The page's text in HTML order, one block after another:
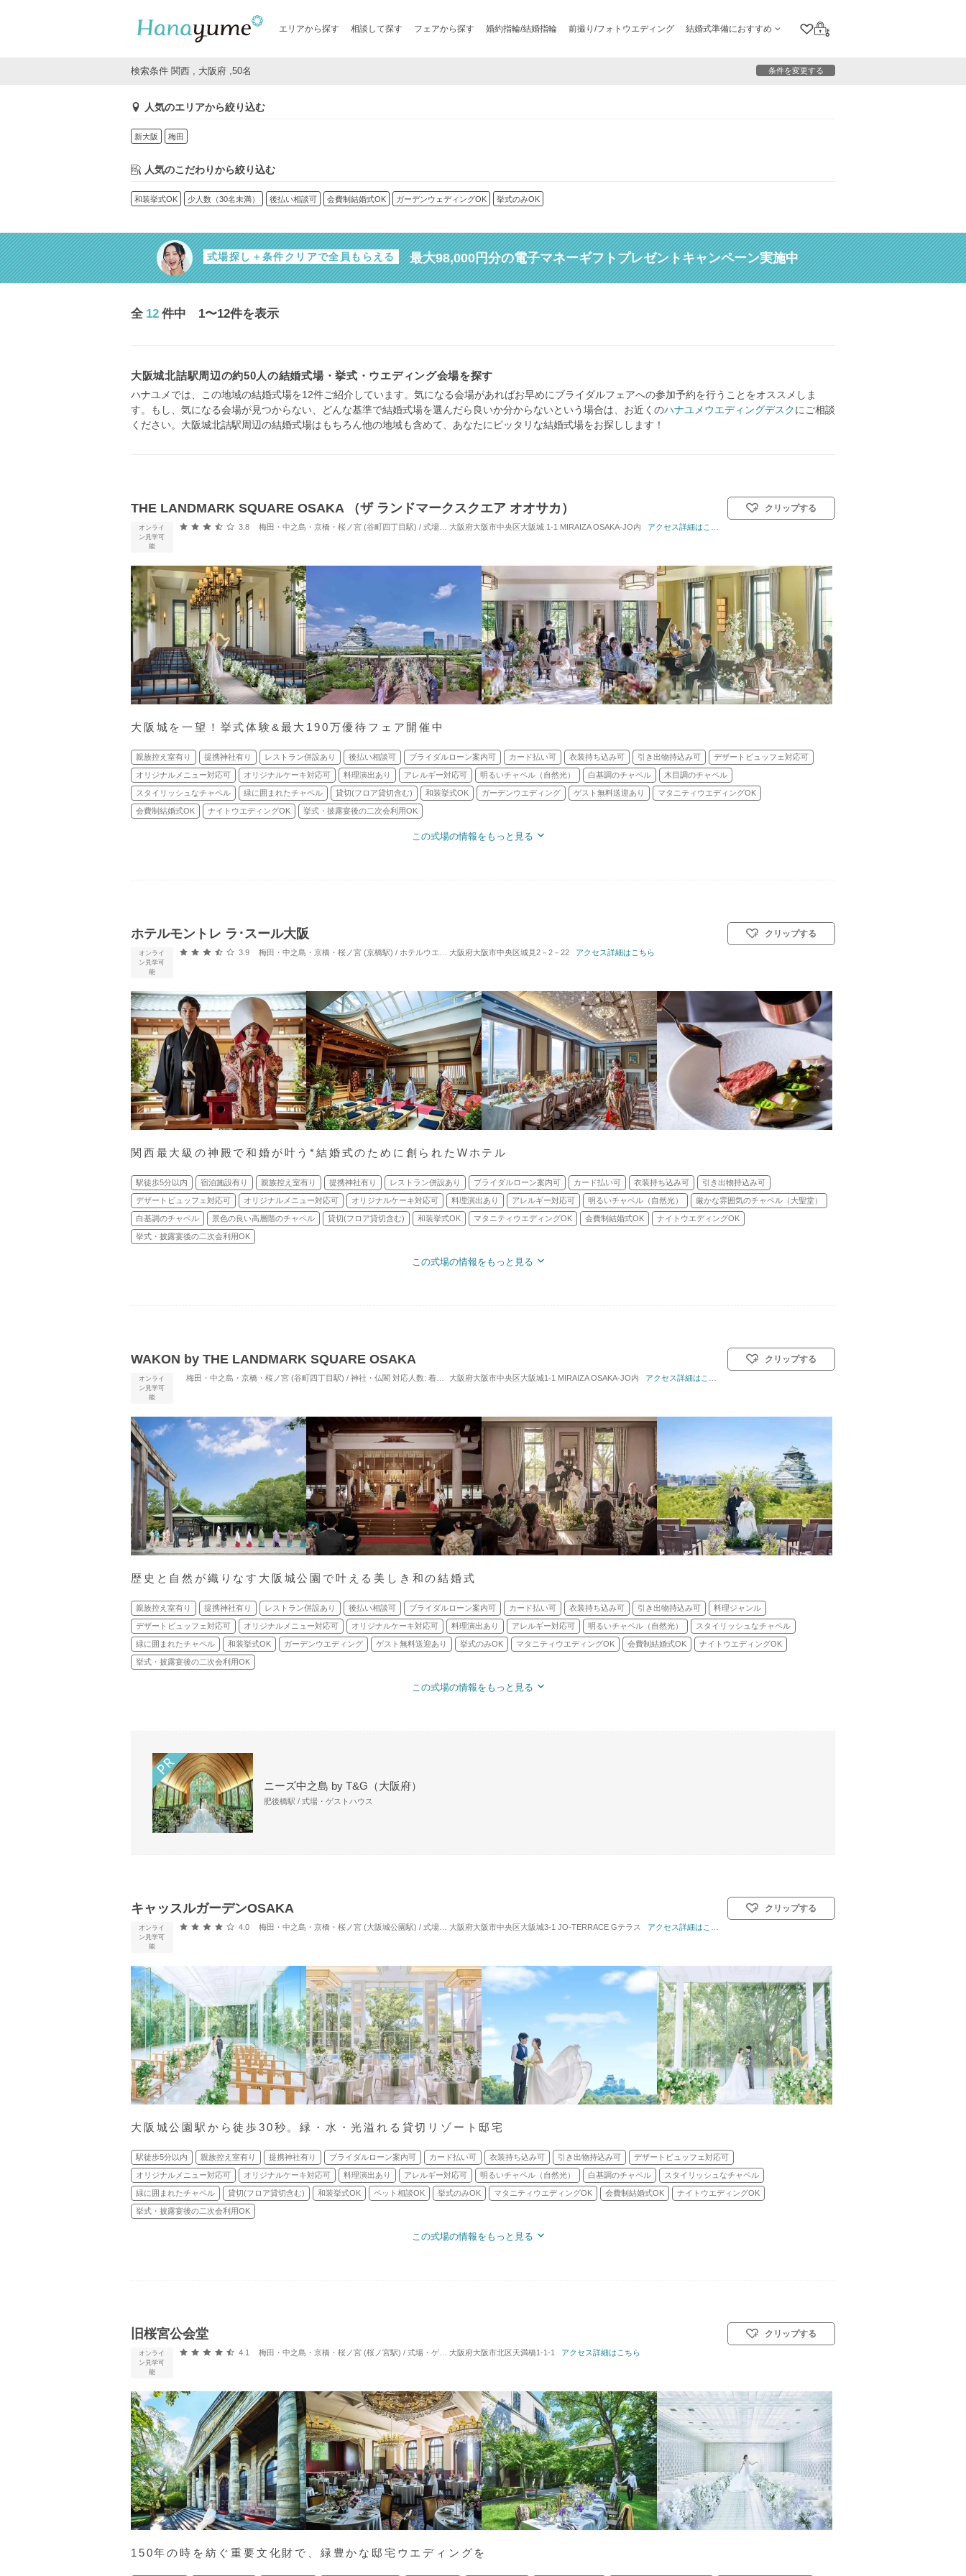
エリアから探す 相談して探す フェアから探す 婚約指輪/結婚指輪 前撮り/フォトウエディング 結婚式準備におすすめ
クリップリスト
ログイン
検索条件 関西 , 大阪府 ,50名 条件を変更する
人気のエリアから絞り込む
新大阪 梅田
人気のこだわりから絞り込む
和装挙式OK 少人数（30名未満） 後払い相談可 会費制結婚式OK ガーデンウェディングOK 挙式のみOK
式場探し＋条件クリアで全員もらえる 最大98,000円分の電子マネーギフトプレゼントキャンペーン実施中
全 12 件中 1〜12件を表示
大阪城北詰駅周辺の約50人の結婚式場・挙式・ウエディング会場を探す
ハナユメでは、この地域の結婚式場を12件ご紹介しています。気になる会場があればお早めにブライダルフェアへの参加予約を行うことをオススメしま
す。もし、気になる会場が見つからない、どんな基準で結婚式場を選んだら良いか分からないという場合は、お近くのハナユメウエディングデスクにご相談
ください。大阪城北詰駅周辺の結婚式場はもちろん他の地域も含めて、あなたにピッタリな結婚式場をお探しします！
THE LANDMARK SQUARE OSAKA （ザ ランドマークスクエア オオサカ）
オンライ
ン見学可
能
口コミ評価
3.8 梅田・中之島・京橋・桜ノ宮 (谷町四丁目駅) / 式場・ゲストハウス 対応人数: 着席：6名 ～ 146名 挙式スタイル: 教会式(キリスト教式)／神前式／人前式／仏前式／和装人前式
大阪府大阪市中央区大阪城 1-1 MIRAIZA OSAKA-JO内 アクセス詳細はこちら
クリップする
大阪城を一望！挙式体験&最大190万優待フェア開催中
親族控え室有り 提携神社有り レストラン併設あり 後払い相談可 ブライダルローン案内可 カード払い可 衣装持ち込み可 引き出物持込み可 デザートビュッフェ対応可
オリジナルメニュー対応可 オリジナルケーキ対応可 料理演出あり アレルギー対応可 明るいチャペル（自然光） 白基調のチャペル 木目調のチャペル
スタイリッシュなチャペル 緑に囲まれたチャペル 貸切(フロア貸切含む) 和装挙式OK ガーデンウエディング ゲスト無料送迎あり マタニティウエディングOK
会費制結婚式OK ナイトウエディングOK 挙式・披露宴後の二次会利用OK
この式場の情報をもっと見る
ホテルモントレ ラ･スール大阪
オンライ
ン見学可
能
口コミ評価
3.9 梅田・中之島・京橋・桜ノ宮 (京橋駅) / ホテルウエディング 対応人数: 着席：6名 ～ 130名 挙式スタイル: 教会式(キリスト教式)／神前式／人前式／仏前式／和装人前式
大阪府大阪市中央区城見2－2－22 アクセス詳細はこちら
クリップする
関西最大級の神殿で和婚が叶う*結婚式のために創られたWホテル
駅徒歩5分以内 宿泊施設有り 親族控え室有り 提携神社有り レストラン併設あり ブライダルローン案内可 カード払い可 衣装持ち込み可 引き出物持込み可
デザートビュッフェ対応可 オリジナルメニュー対応可 オリジナルケーキ対応可 料理演出あり アレルギー対応可 明るいチャペル（自然光） 厳かな雰囲気のチャペル（大聖堂）
白基調のチャペル 景色の良い高層階のチャペル 貸切(フロア貸切含む) 和装挙式OK マタニティウエディングOK 会費制結婚式OK ナイトウエディングOK
挙式・披露宴後の二次会利用OK
この式場の情報をもっと見る
WAKON by THE LANDMARK SQUARE OSAKA
オンライ
ン見学可
能
梅田・中之島・京橋・桜ノ宮 (谷町四丁目駅) / 神社・仏閣 対応人数: 着席：5名 ～ 146名 挙式スタイル: 神前式／和装人前式
大阪府大阪市中央区大阪城1-1 MIRAIZA OSAKA-JO内 アクセス詳細はこちら
クリップする
歴史と自然が織りなす大阪城公園で叶える美しき和の結婚式
親族控え室有り 提携神社有り レストラン併設あり 後払い相談可 ブライダルローン案内可 カード払い可 衣装持ち込み可 引き出物持込み可 料理ジャンル
デザートビュッフェ対応可 オリジナルメニュー対応可 オリジナルケーキ対応可 料理演出あり アレルギー対応可 明るいチャペル（自然光） スタイリッシュなチャペル
緑に囲まれたチャペル 和装挙式OK ガーデンウエディング ゲスト無料送迎あり 挙式のみOK マタニティウエディングOK 会費制結婚式OK ナイトウエディングOK
挙式・披露宴後の二次会利用OK
この式場の情報をもっと見る
ニーズ中之島 by T&G（大阪府）
肥後橋駅 / 式場・ゲストハウス
キャッスルガーデンOSAKA
オンライ
ン見学可
能
口コミ評価
4.0 梅田・中之島・京橋・桜ノ宮 (大阪城公園駅) / 式場・ゲストハウス 対応人数: 着席：2名 ～ 140名 挙式スタイル: 教会式(キリスト教式)／神前式／人前式／和装人前式
大阪府大阪市中央区大阪城3-1 JO-TERRACE Gテラス アクセス詳細はこちら
クリップする
大阪城公園駅から徒歩30秒。緑・水・光溢れる貸切リゾート邸宅
駅徒歩5分以内 親族控え室有り 提携神社有り ブライダルローン案内可 カード払い可 衣装持ち込み可 引き出物持込み可 デザートビュッフェ対応可
オリジナルメニュー対応可 オリジナルケーキ対応可 料理演出あり アレルギー対応可 明るいチャペル（自然光） 白基調のチャペル スタイリッシュなチャペル
緑に囲まれたチャペル 貸切(フロア貸切含む) 和装挙式OK ペット相談OK 挙式のみOK マタニティウエディングOK 会費制結婚式OK ナイトウエディングOK
挙式・披露宴後の二次会利用OK
この式場の情報をもっと見る
旧桜宮公会堂
オンライ
ン見学可
能
口コミ評価
4.1 梅田・中之島・京橋・桜ノ宮 (桜ノ宮駅) / 式場・ゲストハウス 対応人数: 着席：5名 ～ 120名 挙式スタイル: 教会式(キリスト教式)／神前式／人前式／和装人前式
大阪府大阪市北区天満橋1-1-1 アクセス詳細はこちら
クリップする
150年の時を紡ぐ重要文化財で、緑豊かな邸宅ウエディングを